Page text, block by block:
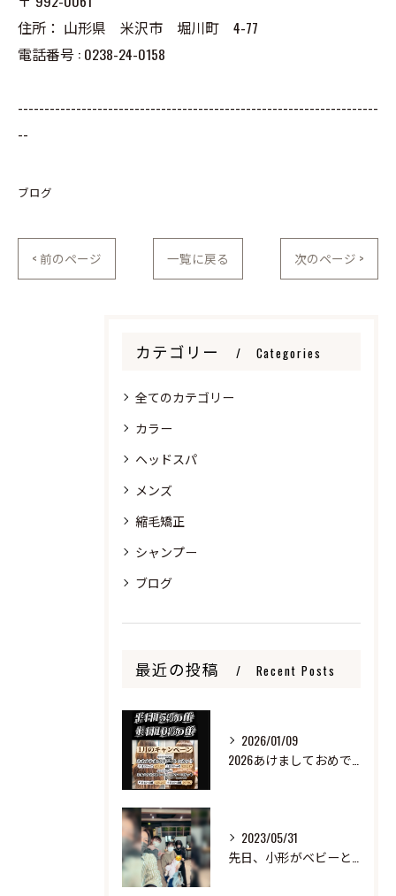
住所： 山形県 米沢市 堀川町 4-77
電話番号 : 0238-24-0158
--------------------------------------------------------------------
--
ブログ
< 前のページ 一覧に戻る 次のページ >
カテゴリー Categories
全てのカテゴリー
カラー
ヘッドスパ
メンズ
縮毛矯正
シャンプー
ブログ
最近の投稿 Recent Posts
2026/01/09
2026あけましておめでとうございます
2023/05/31
先日、小形がベビーと来ました！